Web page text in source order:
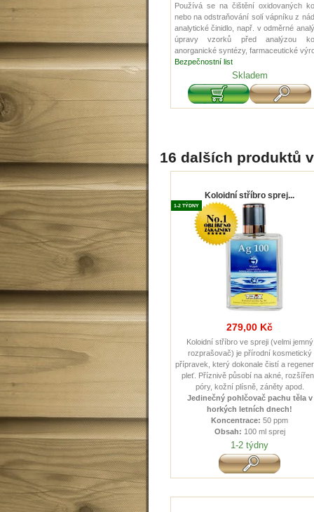
Používá se na čištění oxidovaných
nebo na odstraňování solí vápníku z
analytické činidlo, např. v odměrné
úpravy
vzorků před analýzou
anorganické syntézy, farmaceutické
Bezpečnostní list
Skladem
16 dalších produktů
Koloidní stříbro sprej...
1-2 TÝDNY
279,00 Kč
Koloidní stříbro ve spreji (velmi jemný
rozprašovač) je přírodní kosmetický
přípravek, který dokonale čistí a
pleť. Příznivě působí na akné,
póry, kožní plísně, záněty apod.
Jedinečný pohlčovač pachu těla v
horkých letních dnech !
Koncentrace: 50 ppm
Obsah: 100 ml sprej
1-2 týdny